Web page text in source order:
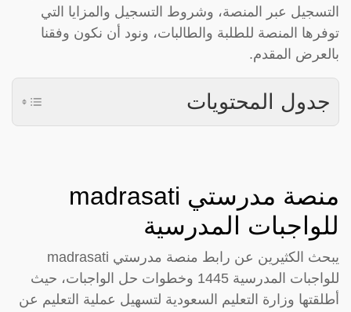
التسجيل عبر المنصة، وشروط التسجيل والمزايا التي
توفرها المنصة للطلبة والطالبات، ونود أن نكون وفقنا
بالعرض المقدم.
جدول المحتويات
منصة مدرستي madrasati
للواجبات المدرسية
يبحث الكثيرين عن رابط منصة مدرستي madrasati
للواجبات المدرسية 1445 وخطوات حل الواجبات، حيث
أطلقتها وزارة التعليم السعودية لتسهيل عملية التعليم عن